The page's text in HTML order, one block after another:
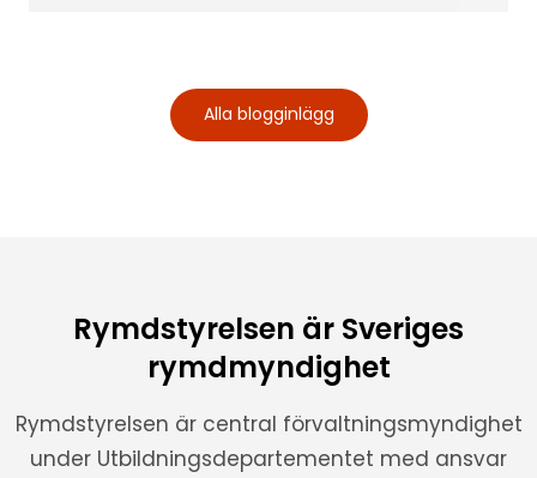
Alla blogginlägg
Rymdstyrelsen är Sveriges
rymdmyndighet
Rymdstyrelsen är central förvaltningsmyndighet
under Utbildningsdepartementet med ansvar